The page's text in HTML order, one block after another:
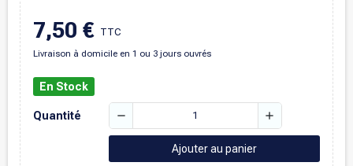
7,50 € TTC
Livraison à domicile en 1 ou 3 jours ouvrés
En Stock
Quantité remove add
Ajouter au panier